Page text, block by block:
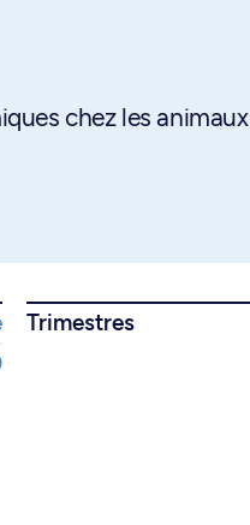
chez les animaux
Trimestres